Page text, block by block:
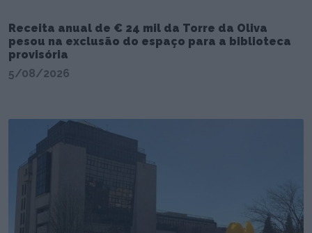
Receita anual de € 24 mil da Torre da Oliva
pesou na exclusão do espaço para a biblioteca
provisória
5/08/2026